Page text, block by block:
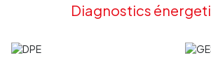
Diagnostics